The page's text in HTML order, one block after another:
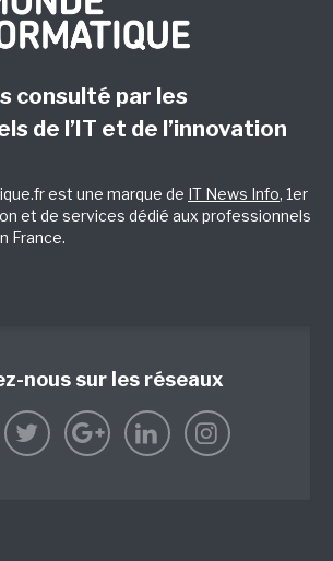
consulté par les
de l’IT et de l’innovation
est une marque de IT News Info, 1er
et de services dédié aux professionnels
France.
nous sur les réseaux